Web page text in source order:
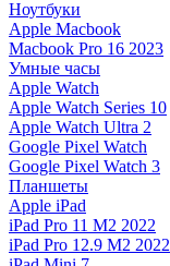
Ноутбуки
Apple Macbook
Macbook Pro 16 2023
Умные часы
Apple Watch
Apple Watch Series 10
Apple Watch Ultra 2
Google Pixel Watch
Google Pixel Watch 3
Планшеты
Apple iPad
iPad Pro 11 M2 2022
iPad Pro 12.9 M2 2022